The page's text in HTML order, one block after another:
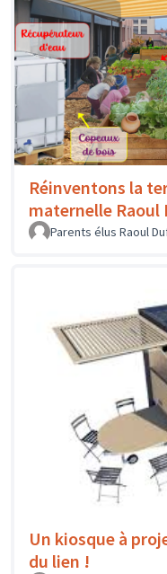
Réinventons la
maternelle Raoul
Parents élus Raoul
Un kiosque à
du lien !